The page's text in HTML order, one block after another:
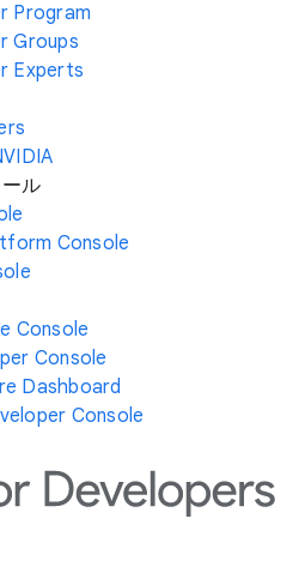
Program
Groups
Experts
ル
Console
Console
Console
Dashboard
Console